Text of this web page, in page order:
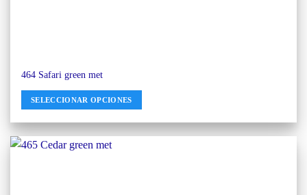
464 Safari green met
SELECCIONAR OPCIONES